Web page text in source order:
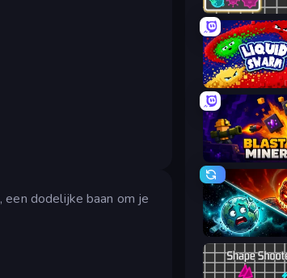
dodelijke baan om je
Shape Shooter 3
Liquid Swarm
Blast Miner
PlanetCrush 2